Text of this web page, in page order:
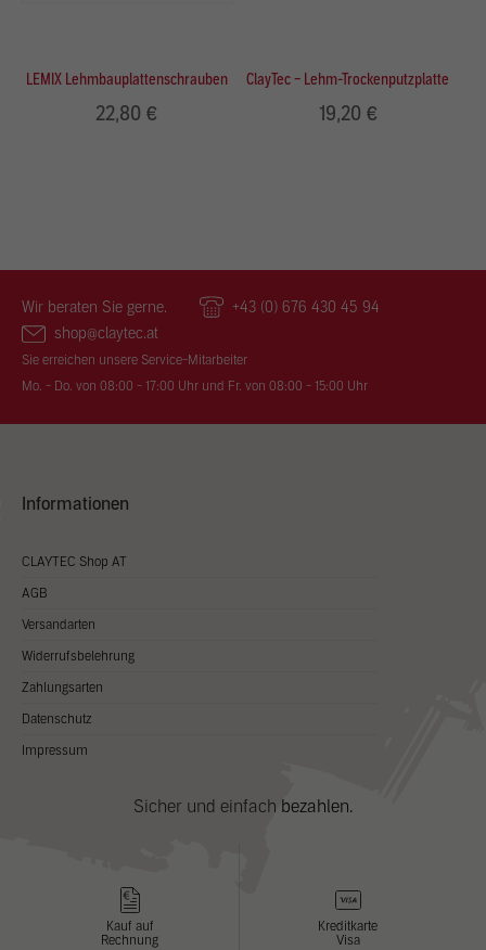
LEMIX Lehmbauplattenschrauben
22,80 €
ClayTec – Lehm-Trockenputzplatte
19,20 €
Wir beraten Sie gerne.
+43 (0) 676 430 45 94
shop@claytec.at
Sie erreichen unsere Service-Mitarbeiter
Mo. - Do. von 08:00 - 17:00 Uhr und Fr. von 08:00 - 15:00 Uhr
Informationen
CLAYTEC Shop AT
AGB
Versandarten
Widerrufsbelehrung
Zahlungsarten
Datenschutz
Impressum
Sicher und einfach bezahlen.
Kauf auf
Rechnung
Kreditkarte
Visa